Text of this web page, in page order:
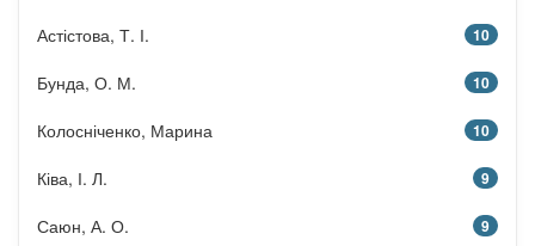
Астістова, Т. І. 10
Бунда, О. М. 10
Колосніченко, Марина 10
Ківа, І. Л. 9
Саюн, А. О. 9